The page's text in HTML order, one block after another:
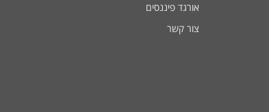
אורגד פיננסים
צור קשר